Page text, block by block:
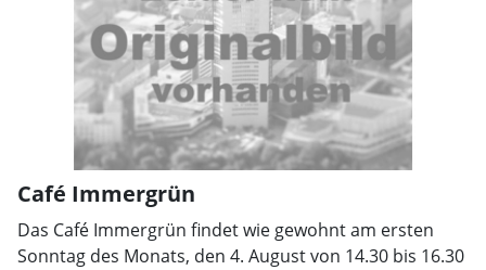
Café Immergrün
Das Café Immergrün findet wie gewohnt am ersten
Sonntag des Monats, den 4. August von 14.30 bis 16.30